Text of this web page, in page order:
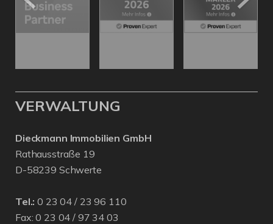
VERWALTUNG
Dieckmann Immobilien GmbH
Rathausstraße 19
D-58239 Schwerte
Tel.: 0 23 04 / 23 96 110
Fax: 0 23 04 / 97 34 03